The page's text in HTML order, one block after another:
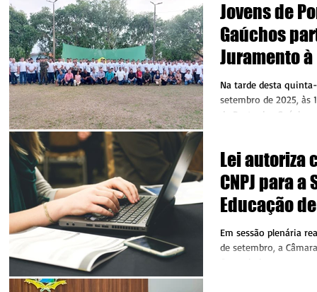
Jovens de
Gaúchos
Juramento
Juara.
Na tarde desta
setembro de 2025, às
de Porto dos
Lei autoriza
CNPJ para
Educação
Em sessão plenária
de setembro, a
Castanheira aprovou